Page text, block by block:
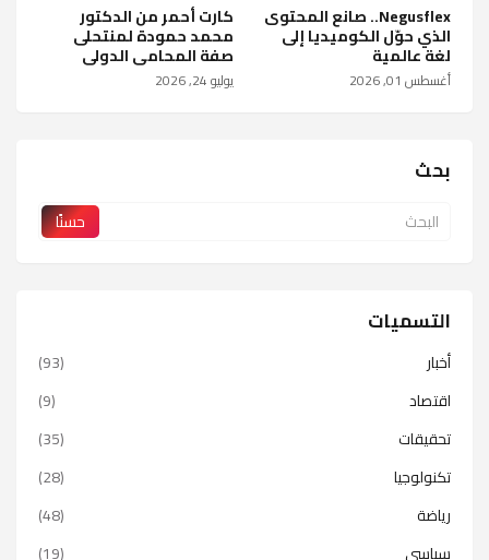
Negusflex.. صانع المحتوى
الذي حوّل الكوميديا إلى
لغة عالمية
أغسطس 01, 2026
كارت أحمر من الدكتور
محمد حمودة لمنتحلى
صفة المحامى الدولى
يوليو 24, 2026
بحث
التسميات
أخبار
(93)
اقتصاد
(9)
تحقيقات
(35)
تكنولوجيا
(28)
رياضة
(48)
سياسي
(19)